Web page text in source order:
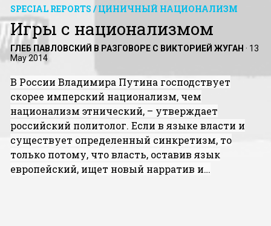
SPECIAL REPORTS / ЦИНИЧНЫЙ НАЦИОНАЛИЗМ
Игры с национализмом
ГЛЕБ ПАВЛОВСКИЙ В РАЗГОВОРЕ С ВИКТОРИЕЙ ЖУГАН · 13
May 2014
В России Владимира Путина господствует
скорее имперский национализм, чем
национализм этнический, – утверждает
российский политолог. Если в языке власти и
существует определенный синкретизм, то
только потому, что власть, оставив язык
европейский, ищет новый нарратив и…